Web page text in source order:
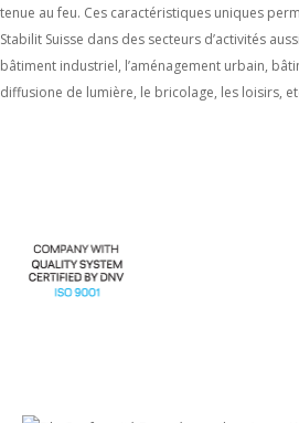
tenue au feu. Ces caractéristiques uniques
Stabilit Suisse dans des secteurs d’activités
bâtiment industriel, l’aménagement urbain,
diffusione de lumière, le bricolage, les loisirs,